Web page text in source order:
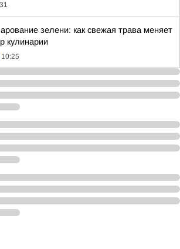
зелени: как свежая трава меняет
кулинарии
10:25